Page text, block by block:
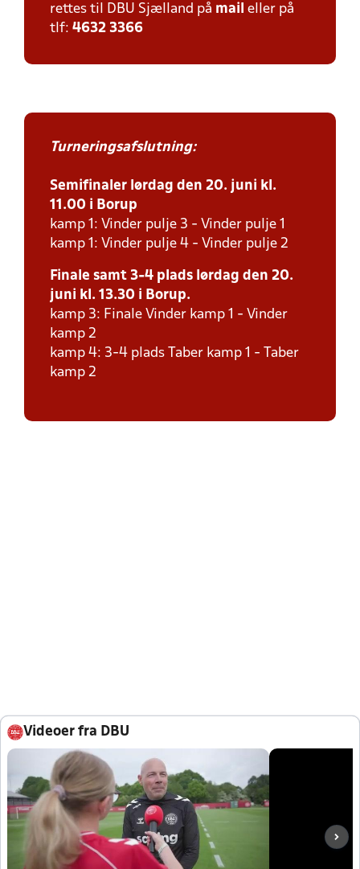
rettes til DBU Sjælland på mail eller på
tlf: 4632 3366
Turneringsafslutning:
Semifinaler lørdag den 20. juni kl.
11.00 i Borup
kamp 1: Vinder pulje 3 - Vinder pulje 1
kamp 1: Vinder pulje 4 - Vinder pulje 2
Finale samt 3-4 plads lørdag den 20.
juni kl. 13.30 i Borup.
kamp 3: Finale Vinder kamp 1 - Vinder
kamp 2
kamp 4: 3-4 plads Taber kamp 1 - Taber
kamp 2
Videoer fra DBU